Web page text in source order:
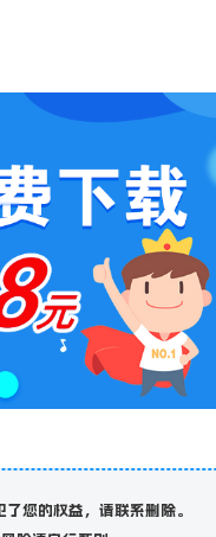
您的权益，请联系删除。